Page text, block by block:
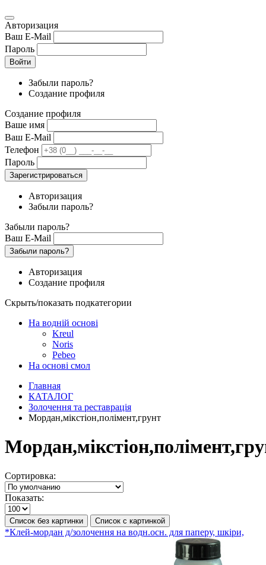
Авторизация
Ваш E-Mail
Пароль
Войти
Забыли пароль?
Создание профиля
Создание профиля
Ваше имя
Ваш E-Mail
Телефон
Пароль
Зарегистрироваться
Авторизация
Забыли пароль?
Забыли пароль?
Ваш E-Mail
Забыли пароль?
Авторизация
Создание профиля
Скрыть/показать подкатегории
На водній основі
Kreul
Noris
Pebeo
На основі смол
Главная
КАТАЛОГ
Золочення та реставрація
Мордан,мікстіон,полімент,грунт
Сортировка:
Показать:
Список без картинки Список с картинкой
*Клей-мордан д/золочення на водн.осн. для паперу, шкіри,